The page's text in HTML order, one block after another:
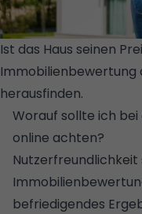
Ist das Haus seinen
Immobilienbewertung
herausfinden.
Worauf sollte ich
online achten?
befriedigendes